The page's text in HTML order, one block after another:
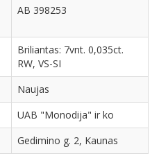
AB 398253
Briliantas: 7vnt. 0,035ct.
RW, VS-SI
Naujas
UAB "Monodija" ir ko
Gedimino g. 2, Kaunas